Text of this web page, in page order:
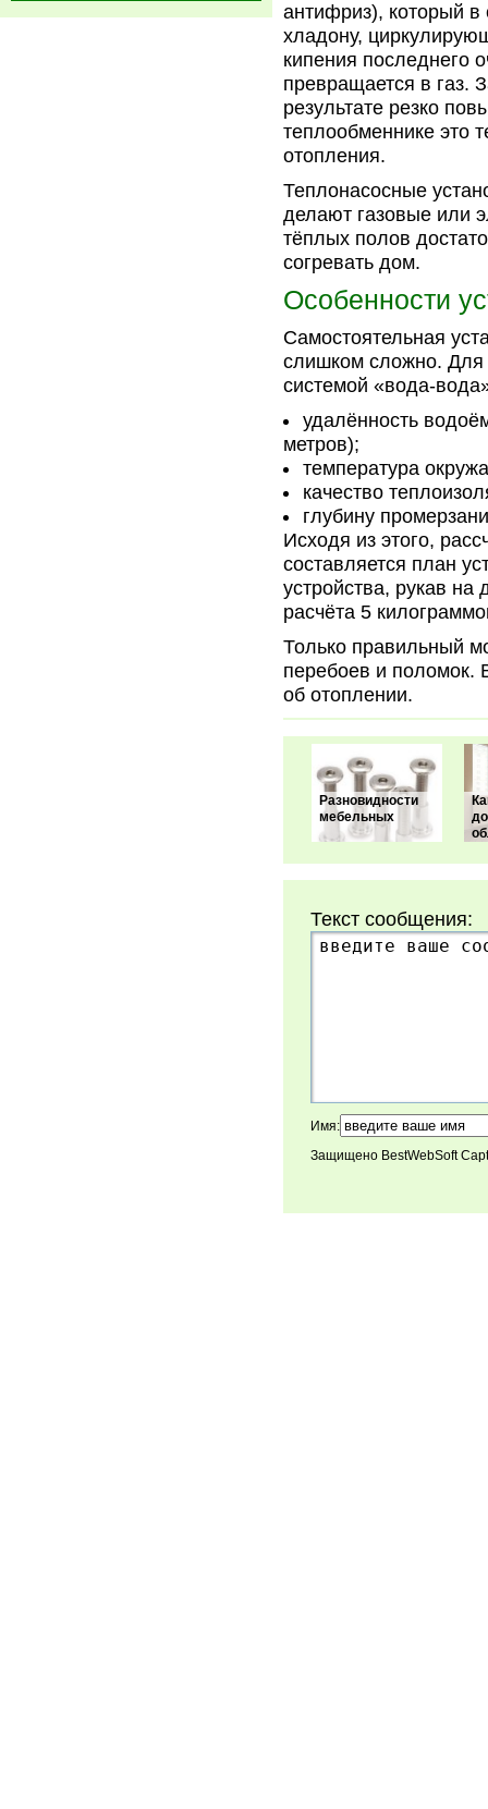
антифриз), который в
хладону,
кипения последнего
превращается в газ.
результате резко
теплообменнике это
отопления.
Теплонасосные
делают газовые или
тёплых полов
согревать дом.
Особенности
Самостоятельная
слишком сложно. Для
системой «вода-
удалённость
метров);
температура
качество
глубину
Исходя из этого,
составляется план
устройства, рукав
расчёта 5
Только правильный
перебоев и поломок.
об отоплении.
Разновидности
мебельных
Текст сообщения:
Имя:
Защищено BestWebSoft